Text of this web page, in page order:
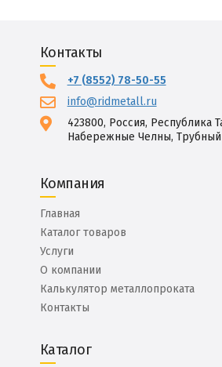
Контакты
+7 (8552) 78-50-55
info@ridmetall.ru
423800, Россия, Республика
Набережные Челны, Трубный
Компания
Главная
Каталог товаров
Услуги
О компании
Калькулятор металлопроката
Контакты
Каталог